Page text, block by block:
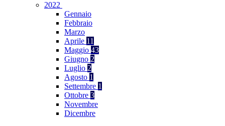
2022
Gennaio
Febbraio
Marzo
Aprile 11
Maggio 43
Giugno 2
Luglio 2
Agosto 1
Settembre 1
Ottobre 3
Novembre
Dicembre